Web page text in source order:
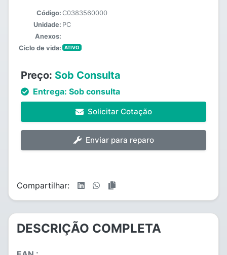
Código: C0383560000
Unidade: PC
Anexos:
Ciclo de vida:
ATIVO
Preço: Sob Consulta
Entrega: Sob consulta
Solicitar Cotação
Enviar para reparo
Compartilhar:
DESCRIÇÃO COMPLETA